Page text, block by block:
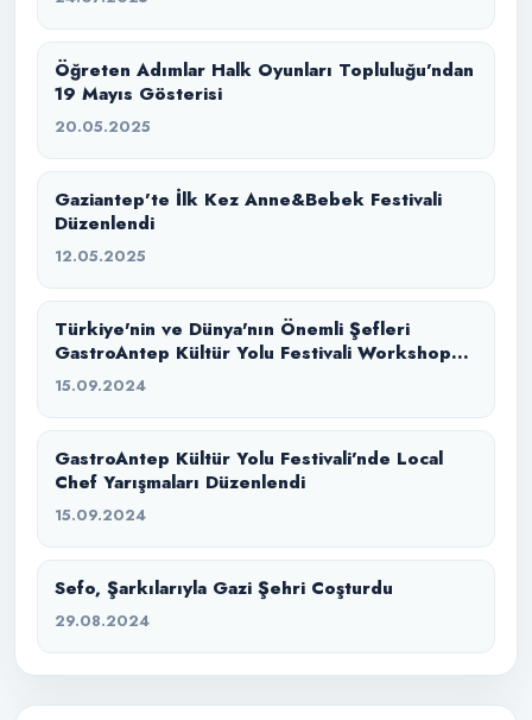
Öğreten Adımlar Halk Oyunları Topluluğu’ndan
19 Mayıs Gösterisi
20.05.2025
Gaziantep’te İlk Kez Anne&Bebek Festivali
Düzenlendi
12.05.2025
Türkiye'nin ve Dünya'nın Önemli Şefleri
GastroAntep Kültür Yolu Festivali Workshop
Mutfağında Bir Araya Geldi
15.09.2024
GastroAntep Kültür Yolu Festivali’nde Local
Chef Yarışmaları Düzenlendi
15.09.2024
Sefo, Şarkılarıyla Gazi Şehri Coşturdu
29.08.2024